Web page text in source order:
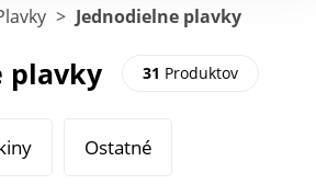
> Jednodielne plavky
plavky 31 Produktov
Ostatné